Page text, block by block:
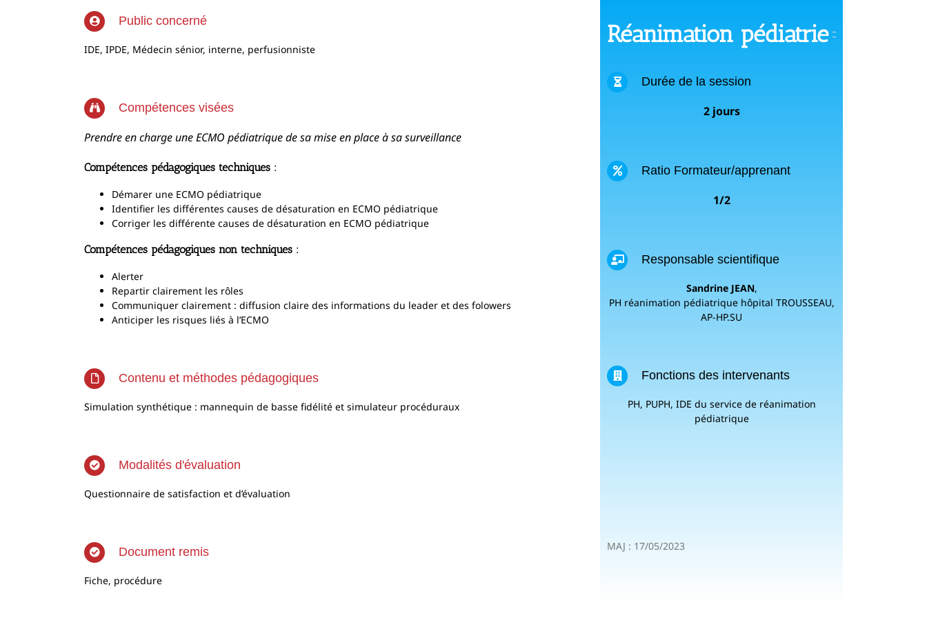
Public concerné
IDE, IPDE, Médecin sénior, interne, perfusionniste
Compétences visées
Prendre en charge une ECMO pédiatrique de sa mise en place à sa surveillance
Compétences pédagogiques techniques :
Démarer une ECMO pédiatrique
Identifier les différentes causes de désaturation en ECMO pédiatrique
Corriger les différente causes de désaturation en ECMO pédiatrique
Compétences pédagogiques non techniques :
Alerter
Repartir clairement les rôles
Communiquer clairement : diffusion claire des informations du leader et des folowers
Anticiper les risques liés à l’ECMO
Contenu et méthodes pédagogiques
Simulation synthétique : mannequin de basse fidélité et simulateur procéduraux
Modalités d'évaluation
Questionnaire de satisfaction et d’évaluation
Document remis
Fiche, procédure
Réanimation pédiatrie
Durée de la session
2 jours
Ratio Formateur/apprenant
1/2
Responsable scientifique
Sandrine JEAN,
PH réanimation pédiatrique hôpital TROUSSEAU,
AP-HP.SU
Fonctions des intervenants
PH, PUPH, IDE du service de réanimation
pédiatrique
MAJ : 17/05/2023